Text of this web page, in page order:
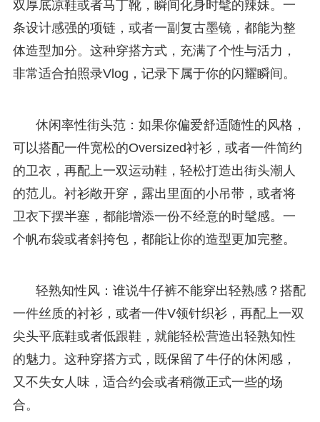
双厚底凉鞋或者马丁靴，瞬间化身时髦的辣妹。一
条设计感强的项链，或者一副复古墨镜，都能为整
体造型加分。这种穿搭方式，充满了个性与活力，
非常适合拍照录Vlog，记录下属于你的闪耀瞬间。
休闲率性街头范：如果你偏爱舒适随性的风格，
可以搭配一件宽松的Oversized衬衫，或者一件简约
的卫衣，再配上一双运动鞋，轻松打造出街头潮人
的范儿。衬衫敞开穿，露出里面的小吊带，或者将
卫衣下摆半塞，都能增添一份不经意的时髦感。一
个帆布袋或者斜挎包，都能让你的造型更加完整。
轻熟知性风：谁说牛仔裤不能穿出轻熟感？搭配
一件丝质的衬衫，或者一件V领针织衫，再配上一双
尖头平底鞋或者低跟鞋，就能轻松营造出轻熟知性
的魅力。这种穿搭方式，既保留了牛仔的休闲感，
又不失女人味，适合约会或者稍微正式一些的场
合。